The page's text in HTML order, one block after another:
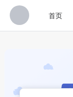
首页